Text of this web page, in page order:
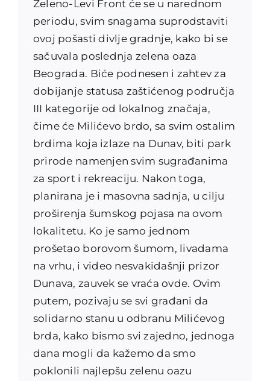
Zeleno-Levi Front će se u narednom
periodu, svim snagama suprodstaviti
ovoj pošasti divlje gradnje, kako bi se
sačuvala poslednja zelena oaza
Beograda. Biće podnesen i zahtev za
dobijanje statusa zaštićenog područja
III kategorije od lokalnog značaja,
čime će Milićevo brdo, sa svim ostalim
brdima koja izlaze na Dunav, biti park
prirode namenjen svim sugrađanima
za sport i rekreaciju. Nakon toga,
planirana je i masovna sadnja, u cilju
proširenja šumskog pojasa na ovom
lokalitetu. Ko je samo jednom
prošetao borovom šumom, livadama
na vrhu, i video nesvakidašnji prizor
Dunava, zauvek se vraća ovde. Ovim
putem, pozivaju se svi građani da
solidarno stanu u odbranu Milićevog
brda, kako bismo svi zajedno, jednoga
dana mogli da kažemo da smo
poklonili najlepšu zelenu oazu